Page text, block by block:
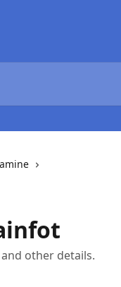
other details.